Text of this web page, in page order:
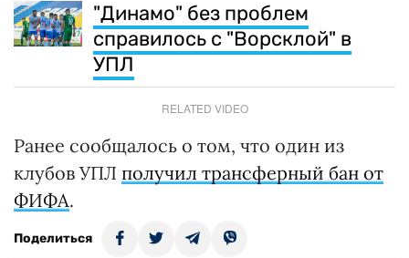
"Динамо" без проблем
справилось с "Ворсклой" в
УПЛ
RELATED VIDEO
Ранее сообщалось о том, что один из
клубов УПЛ получил трансферный бан от
ФИФА.
Поделиться